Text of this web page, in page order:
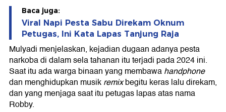
Baca juga:
Viral Napi Pesta Sabu Direkam Oknum
Petugas, Ini Kata Lapas Tanjung Raja
Mulyadi menjelaskan, kejadian dugaan adanya pesta
narkoba di dalam sela tahanan itu terjadi pada 2024 ini.
Saat itu ada warga binaan yang membawahandphone
dan menghidupkan musikremixbegitu keras lalu direkam,
dan yang menjaga saat itu petugas lapas atas nama
Robby.